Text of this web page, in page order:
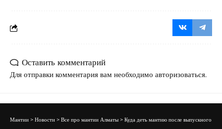
Оставить комментарий
Для отправки комментария вам необходимо авторизоваться.
Мантии > Новости > Все про мантии Алматы > Куда деть мантию после выпускного